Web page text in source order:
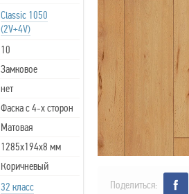
Classic 1050
(2V+4V)
10
Замковое
нет
Фаска с 4-х сторон
Матовая
1285х194х8 мм
Коричневый
32 класс
Поделиться: